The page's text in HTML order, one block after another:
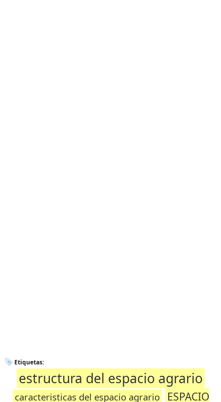
Etiquetas:
estructura del espacio agrario
caracteristicas del espacio agrario
ESPACIO